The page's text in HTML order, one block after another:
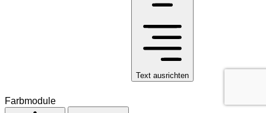
Text ausrichten
Farbmodule